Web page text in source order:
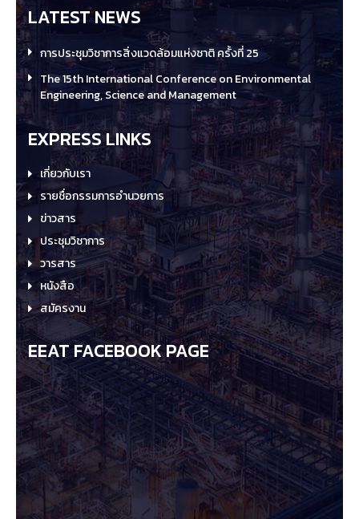
LATEST NEWS
การประชุมวิชาการสิ่งแวดล้อมแห่งชาติ ครั้งที่ 25
The 15th International Conference on Environmental
Engineering, Science and Management
EXPRESS LINKS
เกี่ยวกับเรา
รายชื่อกรรมการอำนวยการ
ข่าวสาร
ประชุมวิชาการ
วารสาร
หนังสือ
สมัครงาน
EEAT FACEBOOK PAGE